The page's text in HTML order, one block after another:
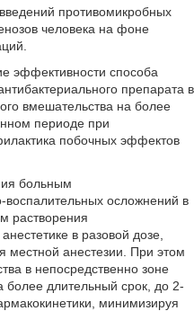
противомикробных
человека на фоне
эффективности способа
препарата в
вмешательства на более
периоде при
побочных эффектов
больным
воспалительных осложнений в
растворения
в разовой дозе,
местной анестезии. При этом
в непосредственно зоне
более длительный срок, до 2-
минимизируя